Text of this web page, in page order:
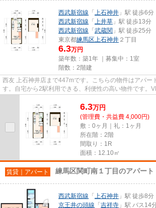
西武新宿線 「 上石神井 」駅 徒歩6分
西武新宿線 「 上井草 」駅 徒歩13分
西武新宿線 「 武蔵関 」駅 徒歩25分
東京都練馬区上石神井 ２丁目
6.3万円
築年数：築1年 ｜募集中： 1室
階数：2階建
西友 上石神井店まで447mです。こちらの物件はアパー
す。自宅から2駅利用できる、利便性の高い物件です。
6.3万円
(管理費・共益費 4,000円)
敷：0ヶ月｜礼：1ヶ月
所在階：2階
間取り：1R
面積：12.10㎡
賃貸｜アパート 練馬区関町南１丁目のアパート
西武新宿線 「 上石神井 」駅 徒歩8分
京王井の頭線 「 吉祥寺 」駅 バス14